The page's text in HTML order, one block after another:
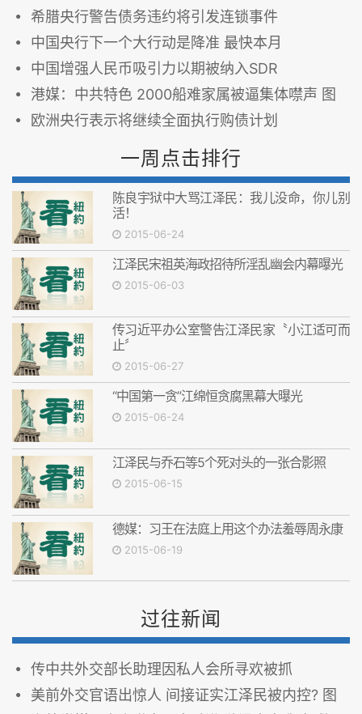
希腊央行警告债务违约将引发连锁事件
中国央行下一个大行动是降准 最快本月
中国增强人民币吸引力以期被纳入SDR
港媒：中共特色 2000船难家属被逼集体噤声 图
欧洲央行表示将继续全面执行购债计划
一周点击排行
陈良宇狱中大骂江泽民：我儿没命，你儿别
活！
2015-06-24
江泽民宋祖英海政招待所淫乱幽会内幕曝光
2015-06-03
传习近平办公室警告江泽民家〝小江适可而
止〞
2015-06-27
“中国第一贪”江绵恒贪腐黑幕大曝光
2015-06-24
江泽民与乔石等5个死对头的一张合影照
2015-06-15
德媒：习王在法庭上用这个办法羞辱周永康
2015-06-19
过往新闻
传中共外交部长助理因私人会所寻欢被抓
美前外交官语出惊人 间接证实江泽民被内控? 图